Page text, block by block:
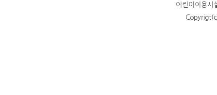
어린이이용시